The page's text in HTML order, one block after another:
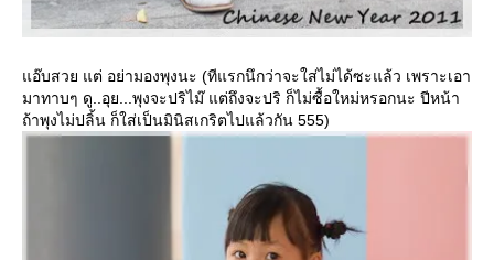
อ๊บสวย แต่ อย่ามองพุงนะ (ทีแรกนึกว่าจะใส่ไม่ได้ซะแล้ว เพราะเอา
มาทาบๆ ดู..อุย...พุงจะปริไม๊ แต่ถึงจะปริ ก็ไม่ซื้อใหม่หรอกนะ ปีหน้า
ถ้าพุงไม่ปลิ้น ก็ใส่เป็นมินิสเกริตไปแล้วกัน 555)